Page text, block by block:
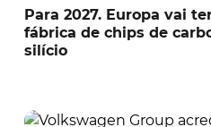
Para 2027. Europa vai
fábrica de chips de
silício